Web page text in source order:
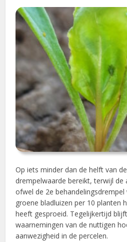
Op iets minder dan de helft van
drempelwaarde bereikt, terwijl
ofwel de 2e behandelingsdrempel
groene bladluizen per 10 planten
heeft gesproeid. Tegelijkertijd
waarnemingen van de nuttigen
aanwezigheid in de percelen.